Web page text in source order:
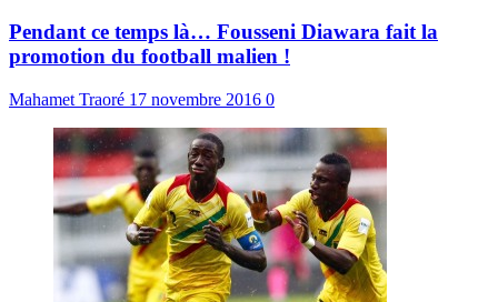
Pendant ce temps là… Fousseni Diawara fait la
promotion du football malien !
Mahamet Traoré 17 novembre 2016 0